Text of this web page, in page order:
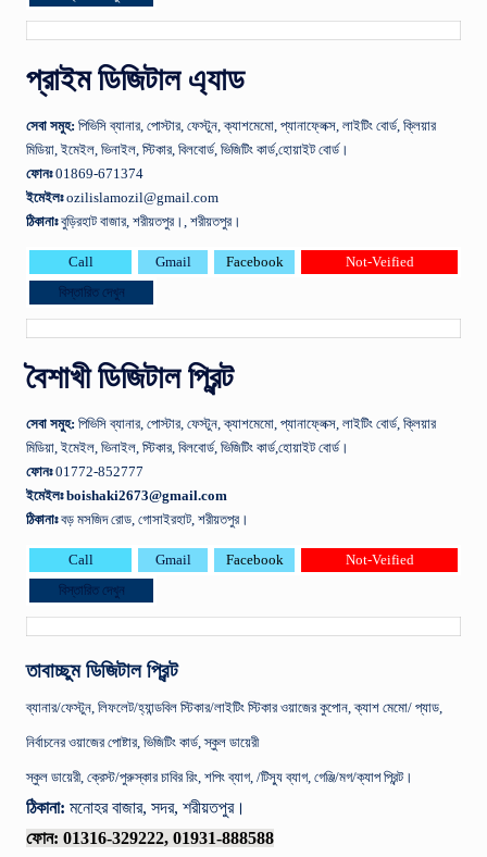
প্রাইম ডিজিটাল এ্যাড
সেবা সমুহ: পিভিসি ব্যানার, পোস্টার, ফেস্টুন, ক্যাশমেমো, প্যানাফ্লেক্স, লাইটিং বোর্ড, ক্লিয়ার
মিডিয়া, ইমেইল, ভিনাইল, স্টিকার, বিলবোর্ড, ভিজিটিং কার্ড,হোয়াইট বোর্ড।
ফোনঃ01869-671374
ইমেইলঃozilislamozil@gmail.com
ঠিকানাঃবুড়িরহাট বাজার, শরীয়তপুর।, শরীয়তপুর।
Call Gmail Facebook
Not-Veified
বিস্তারিত দেখুন
বৈশাখী ডিজিটাল প্রিন্ট
সেবা সমুহ: পিভিসি ব্যানার, পোস্টার, ফেস্টুন, ক্যাশমেমো, প্যানাফ্লেক্স, লাইটিং বোর্ড, ক্লিয়ার
মিডিয়া, ইমেইল, ভিনাইল, স্টিকার, বিলবোর্ড, ভিজিটিং কার্ড,হোয়াইট বোর্ড।
ফোনঃ01772-852777
ইমেইলঃ boishaki2673@gmail.com
ঠিকানাঃবড় মসজিদ রােড, গােসাইরহাট, শরীয়তপুর।
Call Gmail Facebook
Not-Veified
বিস্তারিত দেখুন
তাবাচ্ছুম ডিজিটাল প্রিন্ট
ব্যানার/ফেস্টুন, লিফলেট/হ্যান্ডবিল স্টিকার/লাইটিং স্টিকার ওয়াজের কুপোন,ক্যাশ মেমো/ প্যাড,
নির্বাচনের ওয়াজের পোষ্টার, ভিজিটিং কার্ড, স্কুল ডায়েরী
স্কুল ডায়েরী, ক্রেস্ট/পুরুস্কার চাবির রিং, শপিং ব্যাগ, /টিস্যু ব্যাগ, গেঞ্জি/মগ/ক্যাপ প্রিন্ট।
ঠিকানা: মনোহর বাজার, সদর, শরীয়তপুর।
ফোন: 01316-329222, 01931-888588